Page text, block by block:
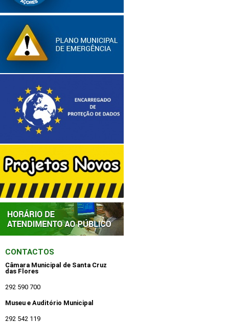
CONTACTOS
Câmara Municipal de Santa Cruz
das Flores
292 590 700
Museu e Auditório Municipal
292 542 119